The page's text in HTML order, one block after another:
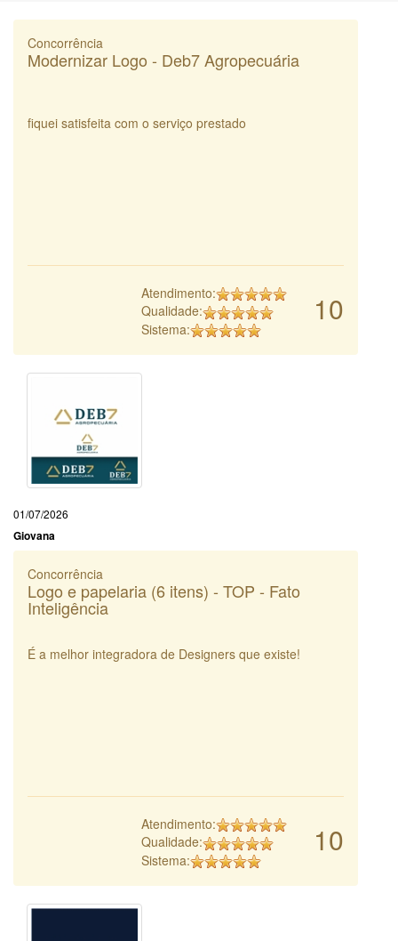
Concorrência
Modernizar Logo - Deb7 Agropecuária
fiquei satisfeita com o serviço prestado
10
Atendimento:
Qualidade:
Sistema:
01/07/2026
Giovana
Concorrência
Logo e papelaria (6 itens) - TOP - Fato
Inteligência
É a melhor integradora de Designers que existe!
10
Atendimento:
Qualidade:
Sistema: